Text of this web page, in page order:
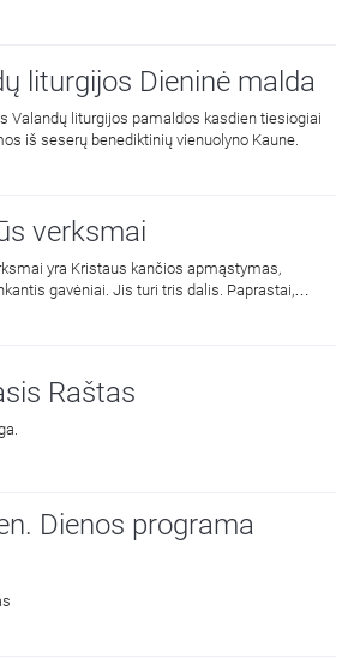
bazilikos.
liturgijos Dieninė malda
Valandų liturgijos pamaldos kasdien tiesiogiai
iš seserų benediktinių vienuolyno Kaune.
verksmai
yra Kristaus kančios apmąstymas,
gavėniai. Jis turi tris dalis. Paprastai,
giesmę, giedama tik viena iš jų.
Raštas
Dienos programa